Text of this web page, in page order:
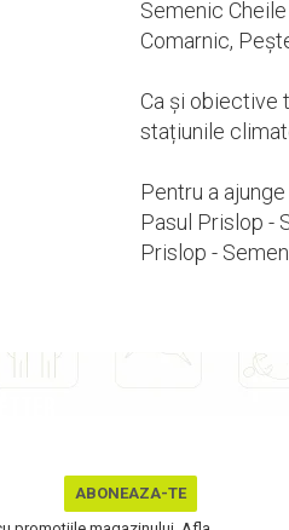
Semenic
Comarnic,
Ca și obiective
stațiunile
Pentru a
Pasul Prislop -
Prislop -